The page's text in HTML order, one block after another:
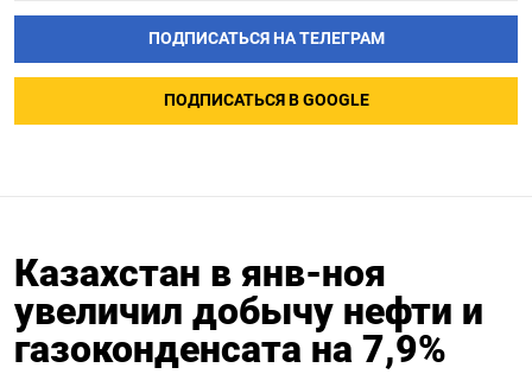
ПОДПИСАТЬСЯ НА ТЕЛЕГРАМ
ПОДПИСАТЬСЯ В GOOGLE
Кaзaхстан в янв-ноя
увеличил добычу нефти и
гaзоконденсaтa на 7,9%